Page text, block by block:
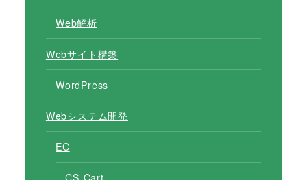
Web解析
Webサイト構築
WordPress
Webシステム開発
EC